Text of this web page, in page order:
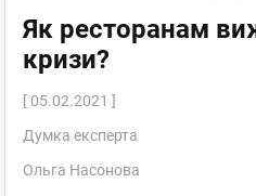
Як ресторанам
кризи?
[ 05.02.2021 ]
Думка експерта
Ольга Насонова